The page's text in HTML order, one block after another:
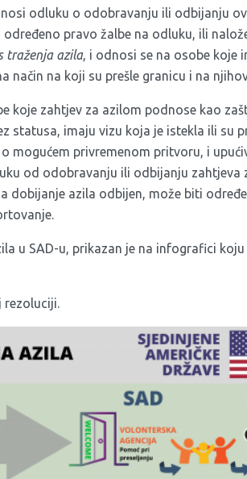
odluku o odobravanju ili odbijanju
pravo žalbe na odluku, ili
traženja azila, i odnosi se na osobe koje
način na koji su prešle granicu i na
koje zahtjev za azilom podnose kao
statusa, imaju vizu koja je istekla ili su
mogućem privremenom pritvoru, i
od odobravanju ili odbijanju zahtjeva
dobijanje azila odbijen, može biti
u SAD-u, prikazan je na infografici
rezoluciji.